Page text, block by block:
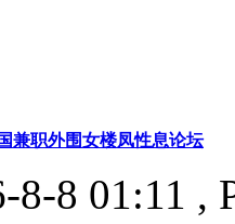
兼职外围女楼凤性息论坛
8-8 01:11 ,